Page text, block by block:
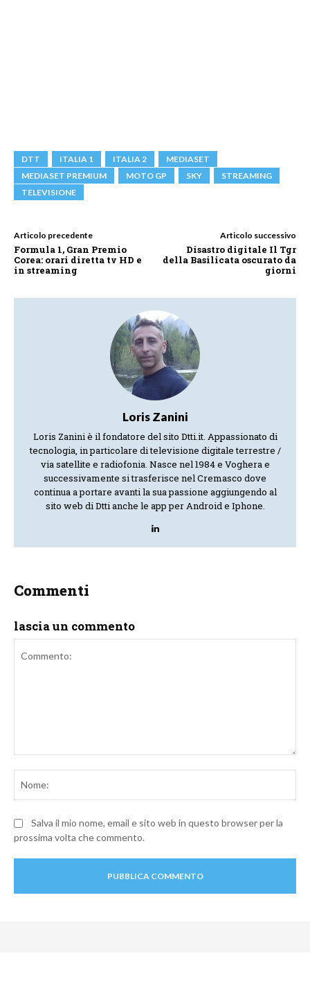
DTT ITALIA 1 ITALIA 2
MEDIASET
MEDIASET PREMIUM
MOTO GP SKY
STREAMING
TELEVISIONE
Articolo precedente
Formula 1, Gran Premio
Corea: orari diretta tv HD e
in streaming
Articolo successivo
Disastro digitale Il Tgr
della Basilicata oscurato da
giorni
Loris Zanini
Loris Zanini è il fondatore del sito Dtti.it. Appassionato di
tecnologia, in particolare di televisione digitale terrestre /
via satellite e radiofonia. Nasce nel 1984 e Voghera e
successivamente si trasferisce nel Cremasco dove
continua a portare avanti la sua passione aggiungendo al
sito web di Dtti anche le app per Android e Iphone.
Commenti
lascia un commento
Salva il mio nome, email e sito web in questo browser per la
prossima volta che commento.